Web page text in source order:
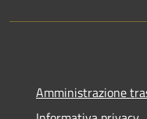
Amministrazione